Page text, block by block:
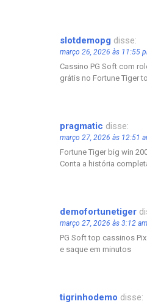
slotdemopg disse:
março 26, 2026 às 11:55
Cassino PG Soft com
grátis no Fortune Tiger
pragmatic disse:
março 27, 2026 às 12:51
Fortune Tiger big win
Conta a história
demofortunetiger
março 27, 2026 às 3:12 am
PG Soft top cassinos
e saque em minutos
tigrinhodemo disse: